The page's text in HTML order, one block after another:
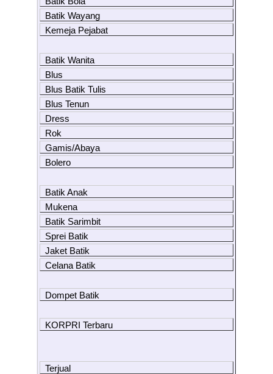
Batik Wayang
Kemeja Pejabat
Batik Wanita
Blus
Blus Batik Tulis
Blus Tenun
Dress
Rok
Gamis/Abaya
Bolero
Batik Anak
Mukena
Batik Sarimbit
Sprei Batik
Jaket Batik
Celana Batik
Dompet Batik
KORPRI Terbaru
Terjual